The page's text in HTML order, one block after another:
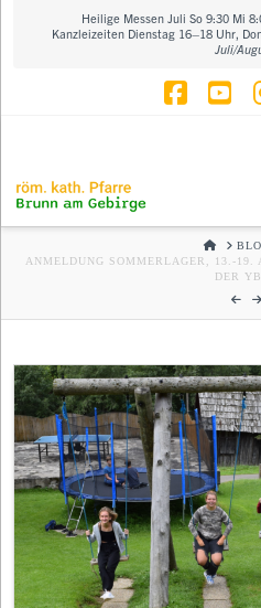
Heilige Messen Juli So 9:30 Mi
Kanzleizeiten Dienstag 16–18 Uhr,
Juli/
HOME
ANMELDUNG SOMMERLAGER, 13.-19.
DER